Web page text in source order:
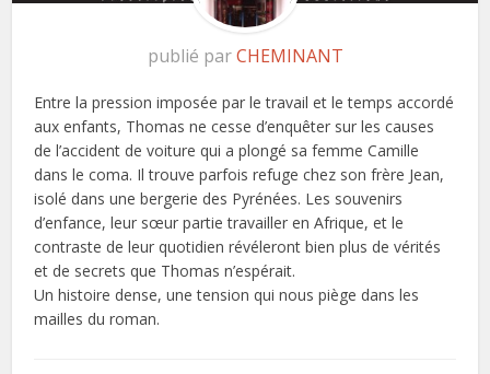
publié parCHEMINANT
Entre la pression imposée par le travail et le temps accordé
aux enfants, Thomas ne cesse d’enquêter sur les causes
de l’accident de voiture qui a plongé sa femme Camille
dans le coma. Il trouve parfois refuge chez son frère Jean,
isolé dans une bergerie des Pyrénées. Les souvenirs
d’enfance, leur sœur partie travailler en Afrique, et le
contraste de leur quotidien révéleront bien plus de vérités
et de secrets que Thomas n’espérait.
Un histoire dense, une tension qui nous piège dans les
mailles du roman.